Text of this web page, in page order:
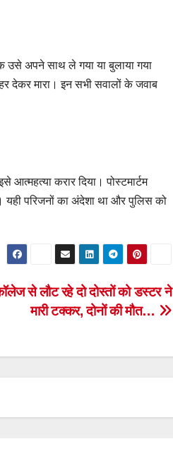
अपने साथ ले गया या बुलाया गया
देकर मारा। इन सभी सवालों के जवाब
करार दिया। पोस्टमार्टम
यही परिजनों का अंदेशा था और पुलिस को
से लौट रहे दो दोस्तों को डस्टर ने
मारी टक्कर, दोनों की मौत…